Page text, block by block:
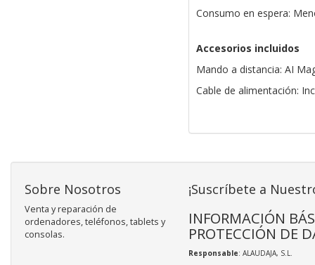
Consumo en espera:
Accesorios incluidos
Mando a distancia: AI
Cable de alimentación:
Sobre Nosotros
Venta y reparación de
ordenadores, teléfonos, tablets y
consolas.
¡Suscríbete a
INFORMACIÓN
PROTECCIÓN DE
Responsable: ALAUDAJA, S.L.